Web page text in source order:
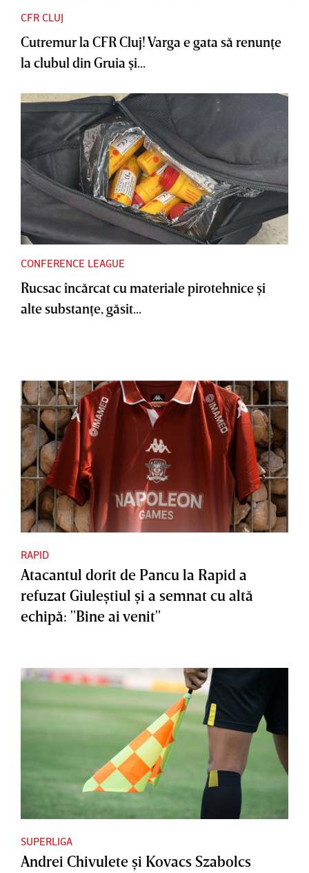
CFR CLUJ
Cutremur la CFR Cluj! Varga e gata să renunţe
la clubul din Gruia şi...
CONFERENCE LEAGUE
Rucsac încărcat cu materiale pirotehnice şi
alte substanţe, găsit...
RAPID
Atacantul dorit de Pancu la Rapid a
refuzat Giuleştiul şi a semnat cu altă
echipă: "Bine ai venit"
SUPERLIGA
Andrei Chivulete şi Kovacs Szabolcs